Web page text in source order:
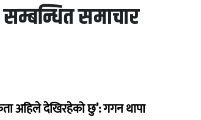
सम्बन्धित समाचार
अहिले देखिरहेको छु’: गगन थापा